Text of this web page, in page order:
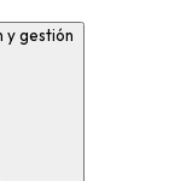
y gestión